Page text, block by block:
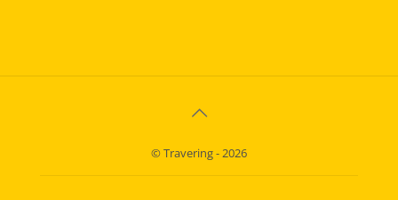
© Travering - 2026